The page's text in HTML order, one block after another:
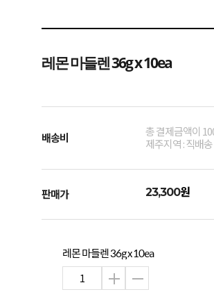
레몬 마들렌 36g x 10ea
배송비
총 결제금액이
제주지역 : 직배
판매가 23,300원
레몬 마들렌 36g x 10ea